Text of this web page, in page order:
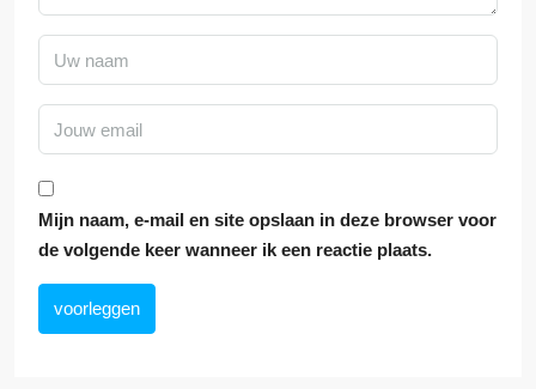
Mijn naam, e-mail en site opslaan in deze browser voor
de volgende keer wanneer ik een reactie plaats.
voorleggen